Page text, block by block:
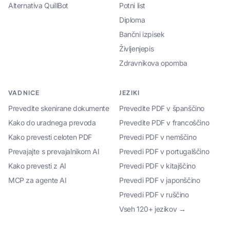
Alternativa QuillBot
Potni list
Diploma
Bančni izpisek
Življenjepis
Zdravnikova opomba
VADNICE
Prevedite skenirane dokumente
Kako do uradnega prevoda
Kako prevesti celoten PDF
Prevajajte s prevajalnikom AI
Kako prevesti z AI
MCP za agente AI
JEZIKI
Prevedite PDF v španščino
Prevedite PDF v francoščino
Prevedi PDF v nemščino
Prevedi PDF v portugalščino
Prevedi PDF v kitajščino
Prevedi PDF v japonščino
Prevedi PDF v ruščino
Vseh 120+ jezikov →